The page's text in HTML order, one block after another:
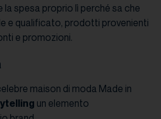
la spesa proprio lì perché sa che
e qualificato, prodotti provenienti
e promozioni.
maison di moda Made in
un elemento